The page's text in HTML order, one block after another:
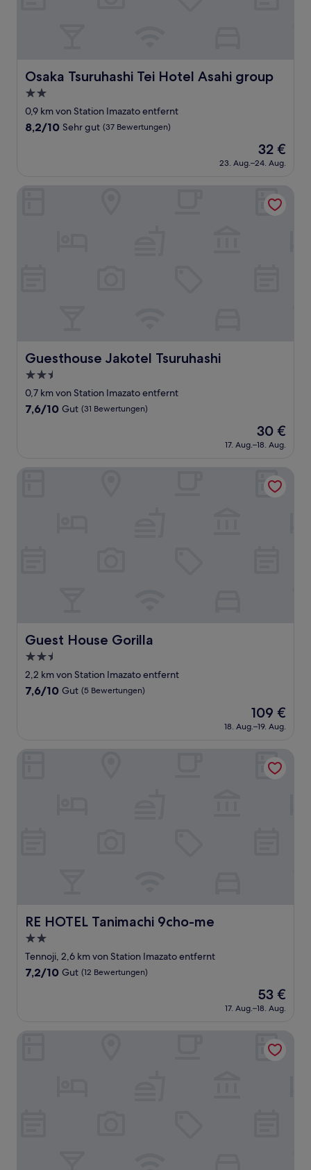
Osaka Tsuruhashi Tei Hotel Asahi group
Osaka Tsuruhashi Tei Hotel Asahi group
2.0-
Sterne-
Unterkunft
0,9 km von Station Imazato entfernt
8.2
(37
8,2/10 Sehr gut (37 Bewertungen)
Der
Preis
beträgt
32 €
23. Aug.–24. Aug.
Guesthouse Jakotel Tsuruhashi
Guesthouse Jakotel Tsuruhashi
2.5-
Sterne-
Unterkunft
0,7 km von Station Imazato entfernt
7.6
Bewertungen)
7,6/10 Gut (31 Bewertungen)
Der
Preis
beträgt
30 €
17. Aug.–18. Aug.
Guest House Gorilla
Guest House Gorilla
2.5-
Sterne-
Unterkunft
2,2 km von Station Imazato entfernt
7.6
Bewertungen)
7,6/10 Gut (5 Bewertungen)
Der
Preis
beträgt
109 €
18. Aug.–19. Aug.
RE HOTEL Tanimachi 9cho-me
RE HOTEL Tanimachi 9cho-me
2.0-
Sterne-
Unterkunft
Tennoji, 2,6 km von Station Imazato entfernt
7.2
Bewertungen)
7,2/10 Gut (12 Bewertungen)
Der
Preis
beträgt
53 €
17. Aug.–18. Aug.